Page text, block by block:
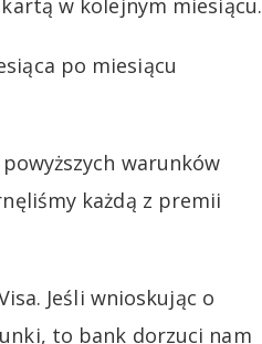
w kolejnym miesiącu.
po miesiącu
warunków
każdą z premii
Jeśli wnioskując o
to bank dorzuci nam